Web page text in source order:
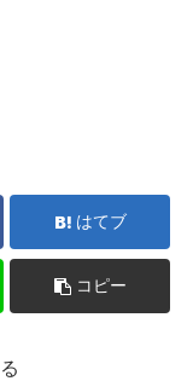
はてブ
コピー